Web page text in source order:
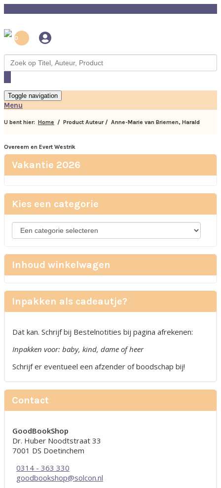
0
Toggle navigation
Menu
U bent hier: Home / Product Auteur / Anne-Marie van Briemen, Harald
Overeem en Evert Westrik
Vakantie 2026
Kies een categorie
Inhoud winkelwagen
Inpakken als cadeautje?
Dat kan. Schrijf bij Bestelnotities bij pagina afrekenen:
Inpakken voor: baby, kind, dame of heer
Schrijf er eventueel een afzender of boodschap bij!
Contact
GoodBookShop
Dr. Huber Noodtstraat 33
7001 DS Doetinchem
0314 - 363 330
goodbookshop@solcon.nl